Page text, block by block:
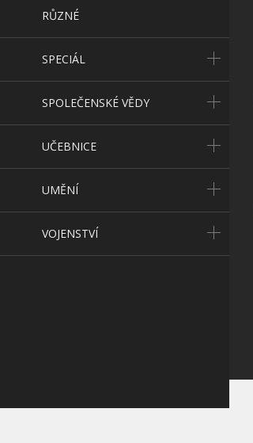
RŮZNÉ
SPECIÁL
SPOLEČENSKÉ VĚDY
UČEBNICE
UMĚNÍ
VOJENSTVÍ